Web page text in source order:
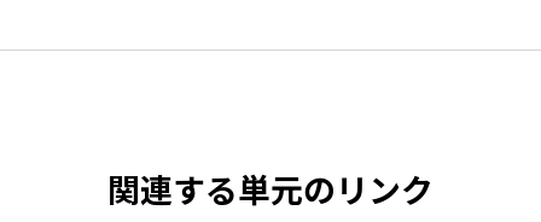
関連する単元のリンク